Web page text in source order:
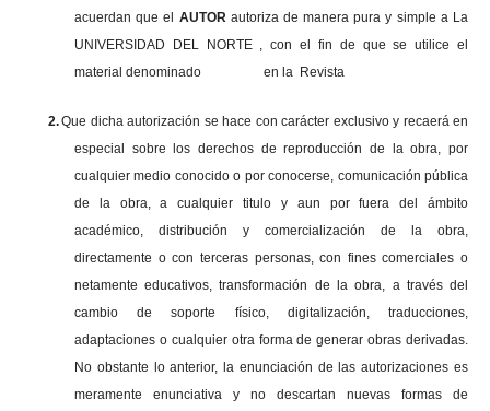
acuerdan que el AUTOR autoriza de manera pura y simple a La
UNIVERSIDAD DEL NORTE , con el fin de que se utilice el
material denominado en la Revista
2.Que dicha autorización se hace con carácter exclusivo y recaerá en
especial sobre los derechos de reproducción de la obra, por
cualquier medio conocido o por conocerse, comunicación pública
de la obra, a cualquier titulo y aun por fuera del ámbito
académico, distribución y comercialización de la obra,
directamente o con terceras personas, con fines comerciales o
netamente educativos, transformación de la obra, a través del
cambio de soporte físico, digitalización, traducciones,
adaptaciones o cualquier otra forma de generar obras derivadas.
No obstante lo anterior, la enunciación de las autorizaciones es
meramente enunciativa y no descartan nuevas formas de